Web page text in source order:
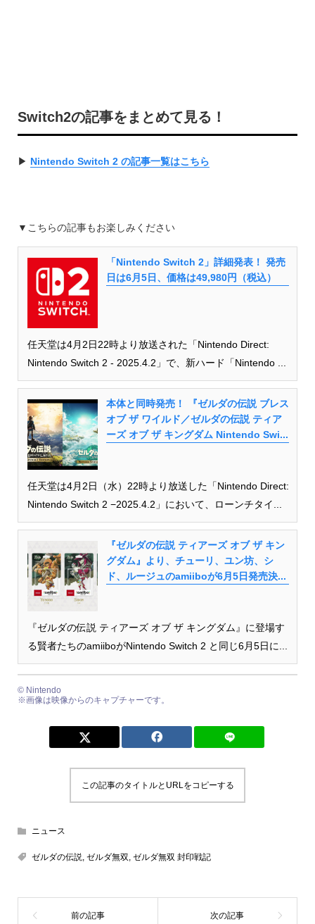
Switch2の記事をまとめて見る！
▶︎ Nintendo Switch 2 の記事一覧はこちら
▼こちらの記事もお楽しみください
「Nintendo Switch 2」詳細発表！ 発売
日は6月5日、価格は49,980円（税込）
任天堂は4月2日22時より放送された「Nintendo Direct:
Nintendo Switch 2 - 2025.4.2」で、新ハード「Nintendo ...
本体と同時発売！ 『ゼルダの伝説 ブレス
オブ ザ ワイルド／ゼルダの伝説 ティア
ーズ オブ ザ キングダム Nintendo Swi...
任天堂は4月2日（水）22時より放送した「Nintendo Direct:
Nintendo Switch 2 −2025.4.2」において、ローンチタイ...
『ゼルダの伝説 ティアーズ オブ ザ キン
グダム』より、チューリ、ユン坊、シ
ド、ルージュのamiiboが6月5日発売決...
『ゼルダの伝説 ティアーズ オブ ザ キングダム』に登場す
る賢者たちのamiiboがNintendo Switch 2 と同じ6月5日に...
© Nintendo
※画像は映像からのキャプチャーです。
この記事のタイトルとURLをコピーする
ニュース
ゼルダの伝説 ゼルダ無双 ゼルダ無双 封印戦記